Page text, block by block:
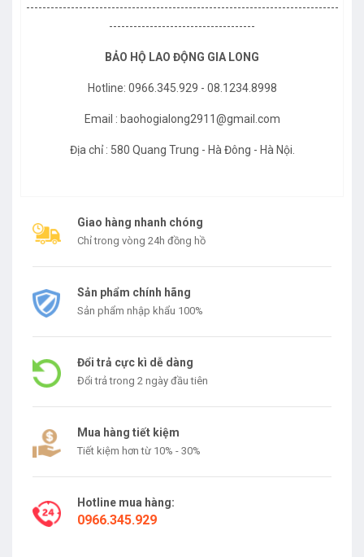
-----------------------------------------------------------------------------
------------------------------------
BẢO HỘ LAO ĐỘNG GIA LONG
Hotline: 0966.345.929 - 08.1234.8998
Email : baohogialong2911@gmail.com
Địa chỉ : 580 Quang Trung - Hà Đông - Hà Nội.
Giao hàng nhanh chóng
Chỉ trong vòng 24h đồng hồ
Sản phẩm chính hãng
Sản phẩm nhập khẩu 100%
Đổi trả cực kì dễ dàng
Đổi trả trong 2 ngày đầu tiên
Mua hàng tiết kiệm
Tiết kiệm hơn từ 10% - 30%
Hotline mua hàng:
0966.345.929